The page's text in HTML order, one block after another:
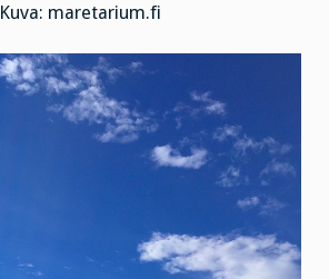
Kuva: maretarium.fi